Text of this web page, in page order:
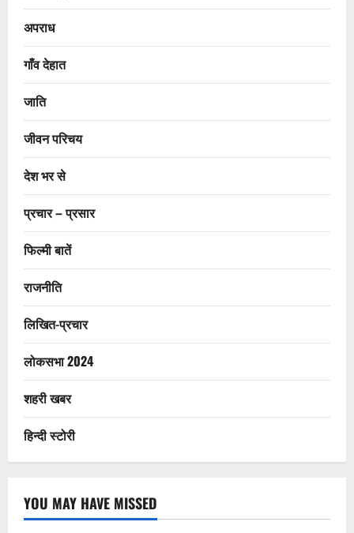
अपराध
गाँव देहात
जाति
जीवन परिचय
देश भर से
प्रचार – प्रसार
फिल्मी बातें
राजनीति
लिखित-प्रचार
लोकसभा 2024
शहरी खबर
हिन्दी स्टोरी
YOU MAY HAVE MISSED